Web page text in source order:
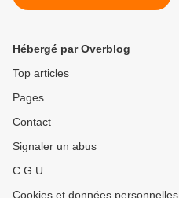
Hébergé par Overblog
Top articles
Pages
Contact
Signaler un abus
C.G.U.
Cookies et données personnelles